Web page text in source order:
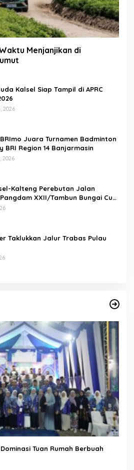
Menjanjikan di
Kalsel Siap Tampil di APRC
2026
Juara Turnamen Badminton
BRI Region 14 Banjarmasin
2026
Kalteng Perebutan Jalan
XXII/Tambun Bungai Cup
Taklukkan Jalur Trabas Pulau
Tuan Rumah Berbuah